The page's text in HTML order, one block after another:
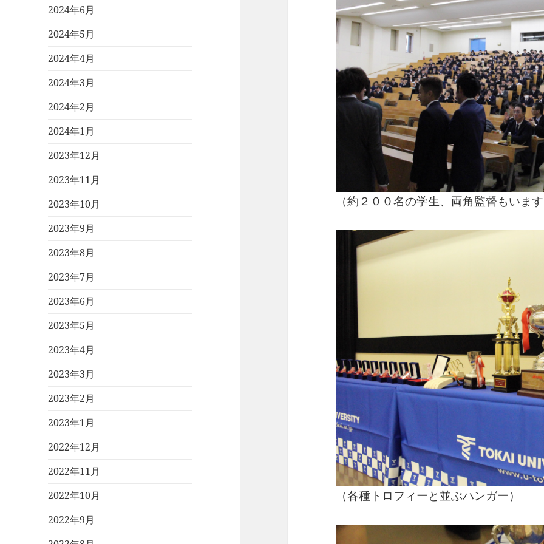
2024年6月
2024年5月
2024年4月
2024年3月
2024年2月
2024年1月
2023年12月
2023年11月
2023年10月
2023年9月
2023年8月
2023年7月
2023年6月
2023年5月
2023年4月
2023年3月
2023年2月
2023年1月
2022年12月
2022年11月
2022年10月
2022年9月
（約２００名の学生、両角監督もいま
（各種トロフィーと並ぶハンガー）